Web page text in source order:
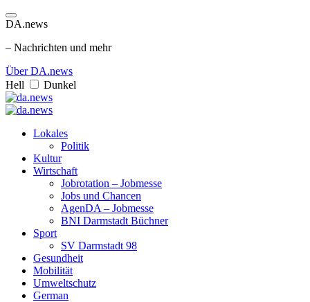
DA.news
– Nachrichten und mehr
Über DA.news
Hell
Dunkel
Lokales
Politik
Kultur
Wirtschaft
Jobrotation – Jobmesse
Jobs und Chancen
AgenDA – Jobmesse
BNI Darmstadt Büchner
Sport
SV Darmstadt 98
Gesundheit
Mobilität
Umweltschutz
German